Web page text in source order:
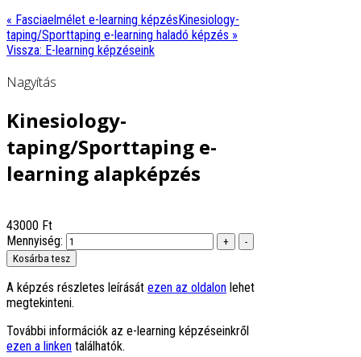
« Fasciaelmélet e-learning képzésKinesiology-
taping/Sporttaping e-learning haladó képzés »
Vissza: E-learning képzéseink
Nagyítás
Kinesiology-
taping/Sporttaping e-
learning alapképzés
43000 Ft
Mennyiség:
A képzés részletes leírását ezen az oldalon lehet
megtekinteni.
További információk az e-learning képzéseinkről
ezen a linken találhatók.